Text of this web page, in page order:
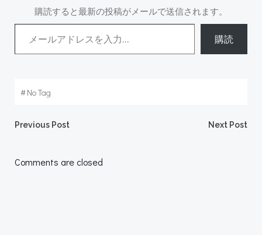
購読すると最新の投稿がメールで送信されます。
メールアドレスを入力...
購読
#No Tag
Post
navigation
Previous Post Next Post
Comments are closed